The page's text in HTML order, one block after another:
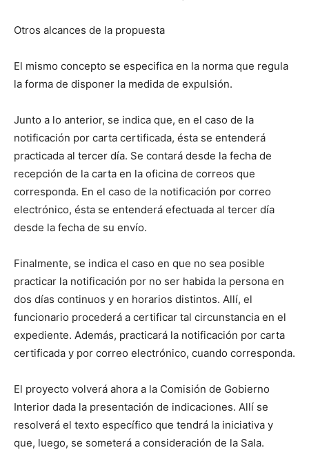
Otros alcances de la propuesta
El mismo concepto se especifica en la norma que regula
la forma de disponer la medida de expulsión.
Junto a lo anterior, se indica que, en el caso de la
notificación por carta certificada, ésta se entenderá
practicada al tercer día. Se contará desde la fecha de
recepción de la carta en la oficina de correos que
corresponda. En el caso de la notificación por correo
electrónico, ésta se entenderá efectuada al tercer día
desde la fecha de su envío.
Finalmente, se indica el caso en que no sea posible
practicar la notificación por no ser habida la persona en
dos días continuos y en horarios distintos. Allí, el
funcionario procederá a certificar tal circunstancia en el
expediente. Además, practicará la notificación por carta
certificada y por correo electrónico, cuando corresponda.
El proyecto volverá ahora a la Comisión de Gobierno
Interior dada la presentación de indicaciones. Allí se
resolverá el texto específico que tendrá la iniciativa y
que, luego, se someterá a consideración de la Sala.